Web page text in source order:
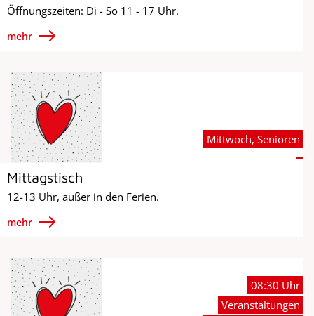
Öffnungszeiten: Di - So 11 - 17 Uhr.
mehr
Mittagstisch
12-13 Uhr, außer in den Ferien.
mehr
Mittwoch, Senioren
08:30 Uhr
Veranstaltungen